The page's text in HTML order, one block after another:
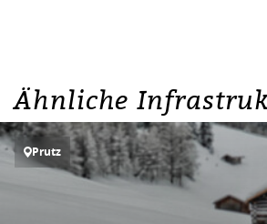
Ähnliche
Prutz